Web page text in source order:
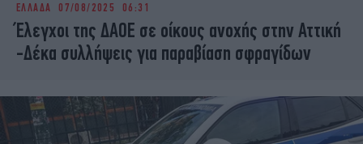
ΕΛΛΑΔΑ 07/08/2025 06:31
Έλεγχοι της ΔΑΟΕ σε οίκους ανοχής στην Αττική
-Δέκα συλλήψεις για παραβίαση σφραγίδων